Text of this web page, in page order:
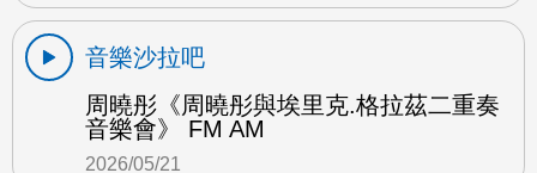
音樂沙拉吧
周曉彤《周曉彤與埃里克.格拉茲二重奏
音樂會》 FM AM
2026/05/21